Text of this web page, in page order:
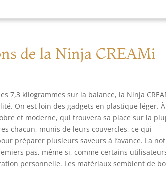
à votre façon. Recréez les desserts
glaciers, expérimentez les saveurs ou créez
de rangement, bol extérieur avec couvercle
recettes. Couleur : Argent DIMENSIONS : L :
x L : 21,38 cm. Poids : 6,54 kg
de la Ninja CREAMi
7,3 kilogrammes sur la balance, la Ninja
On est loin des gadgets en plastique léger. À
et moderne, qui trouvera sa place sur la
chacun, munis de leurs couvercles, ce qui
préparer plusieurs saveurs à l’avance. La
pas, même si, comme certains
personnelle. Les matériaux semblent de